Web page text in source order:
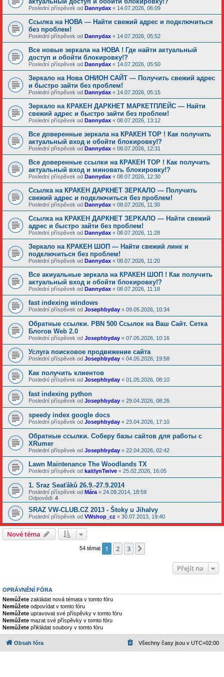
Poslední příspěvek od Dannydax « 14.07.2026, 06:09
Ссылка на НОВА — Найти свежий адрес и подключиться
без проблем!
Poslední příspěvek od Dannydax « 14.07.2026, 05:52
Все новые зеркала на НОВА ! Где найти актуальный
доступ и обойти блокировку!?
Poslední příspěvek od Dannydax « 14.07.2026, 05:50
Зеркало на Нова ОНИОН САЙТ — Получить свежий адрес
и быстро зайти без проблем!
Poslední příspěvek od Dannydax « 14.07.2026, 05:15
Зеркало на КРАКЕН ДАРКНЕТ МАРКЕТПЛЕЙС — Найти
свежий адрес и быстро зайти без проблем!
Poslední příspěvek od Dannydax « 08.07.2026, 13:12
Все доверенные зеркала на КРАКЕН ТОР ! Как получить
актуальный вход и обойти блокировку!?
Poslední příspěvek od Dannydax « 08.07.2026, 12:31
Все доверенные ссылки на КРАКЕН ТОР ! Как получить
актуальный вход и миновать блокировку!?
Poslední příspěvek od Dannydax « 08.07.2026, 12:30
Ссылка на КРАКЕН ДАРКНЕТ ЗЕРКАЛО — Получить
свежий адрес и подключиться без проблем!
Poslední příspěvek od Dannydax « 08.07.2026, 11:30
Ссылка на КРАКЕН ДАРКНЕТ ЗЕРКАЛО — Найти свежий
адрес и быстро зайти без проблем!
Poslední příspěvek od Dannydax « 08.07.2026, 11:28
Зеркало на КРАКЕН ШОП — Найти свежий линк и
подключиться без проблем!
Poslední příspěvek od Dannydax « 08.07.2026, 11:20
Все акиуальные зеркала на КРАКЕН ШОП ! Как получить
актуальный вход и обойти блокировку!?
Poslední příspěvek od Dannydax « 08.07.2026, 11:18
fast indexing windows
Poslední příspěvek od Josephbyday « 09.05.2026, 10:34
Обратные ссылки. PBN 500 Ссылок на Ваш Сайт. Сетка
Блогов Web 2.0
Poslední příspěvek od Josephbyday « 07.05.2026, 10:16
Услуга поисковое продвижение сайта
Poslední příspěvek od Josephbyday « 04.05.2026, 19:58
Как получить клиентов
Poslední příspěvek od Josephbyday « 01.05.2026, 08:10
fast indexing python
Poslední příspěvek od Josephbyday « 29.04.2026, 08:26
speedy index google docs
Poslední příspěvek od Josephbyday « 23.04.2026, 17:10
Обратные ссылки. Соберу базы сайтов для работы с
XRumer
Poslední příspěvek od Josephbyday « 22.04.2026, 02:42
Lawn Maintenance The Woodlands TX
Poslední příspěvek od kaitlynTwive « 25.02.2026, 16:05
1. Sraz Seaťáků 26.9.-27.9.2014
Poslední příspěvek od Mára « 24.09.2014, 18:59
Odpovědi: 4
SRAZ VW-CLUB.CZ 2013 - Štoky u Jihalvy
Poslední příspěvek od VWshop_cz « 30.07.2013, 19:40
Nové téma
54 témat 1 2 3
Přejít na
OPRÁVNĚNÍ FÓRA
Nemůžete zakládat nová témata v tomto fóru
Nemůžete odpovídat v tomto fóru
Nemůžete upravovat své příspěvky v tomto fóru
Nemůžete mazat své příspěvky v tomto fóru
Nemůžete přikládat soubory v tomto fóru
Obsah fóra Všechny časy jsou v UTC+02:00